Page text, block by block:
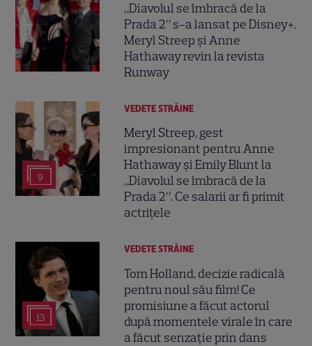
„Diavolul se îmbracă de la
Prada 2” s-a lansat pe Disney+.
Meryl Streep și Anne
Hathaway revin la revista
Runway
9
VEDETE STRĂINE
Meryl Streep, gest
impresionant pentru Anne
Hathaway și Emily Blunt la
„Diavolul se îmbracă de la
Prada 2”. Ce salarii ar fi primit
actrițele
13
VEDETE STRĂINE
Tom Holland, decizie radicală
pentru noul său film! Ce
promisiune a făcut actorul
după momentele virale în care
a făcut senzație prin dans